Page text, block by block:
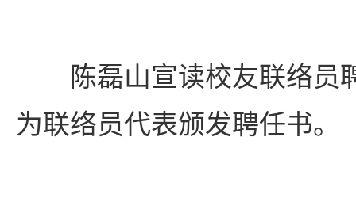
陈磊山宣读校友联络员
为联络员代表颁发聘任书。